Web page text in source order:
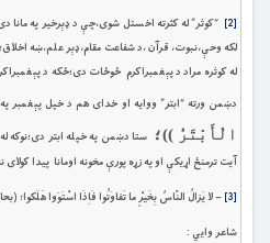
[2]
“کوثر” له کثرته اخستل شوى،چې د ډېرخير په مانا
لکه وحې،نبوت، قرآن ،د شفاعت مقام،ډېر علم،ښه
له کوثره مراد د پېغمبراکرم ځوځات دى؛ځکه د
دښمن ورته “ابتر” ووايه او خداى هم د خپل پېغمبر
الْأَبْتَرُ ))؛ ستا دښمن په خپله ابتر دى؛نوکه
آيت ترمنځ اړيکې او په زړه پورې مخونه اومانا پيدا کولاى
[3] – لا يَزالُ النّاسُ بِخَيْرٍ ما تَفاوَتُوا فَاِذَا اسْتَوَوا هَلَكوا؛ (بحار الانوار: ۷۴ ټ،
شاعر وايي :